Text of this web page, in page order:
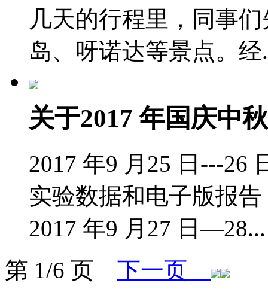
几天的行程里，同事
岛、呀诺达等景点。经
关于2017 年国庆中
2017 年9 月25 日---26
实验数据和电子版报
2017 年9 月27 日—28...
第 1/6 页 下一页